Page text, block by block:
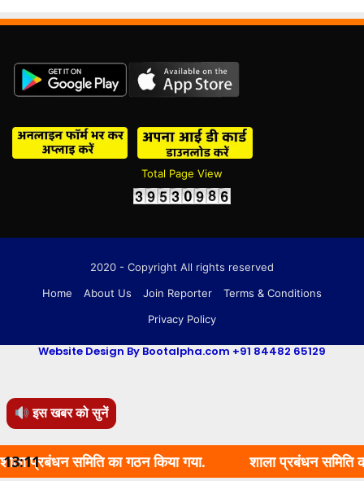
इस खबर को सुनें
Total Page View
2020 - Copyright All rights reserved
Home
About Us Join Reporter
Terms & Conditions
Privacy Policy
Website Design By Bootalpha.com +91 84482 65129
समिति का गठन किया गया. शाला प्रबंधन समिति का गठन
13:11